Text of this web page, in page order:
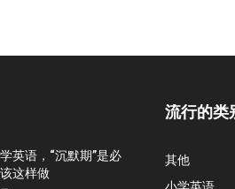
英语，“沉默期”是必
这样做
流行的类
其他
小学英语